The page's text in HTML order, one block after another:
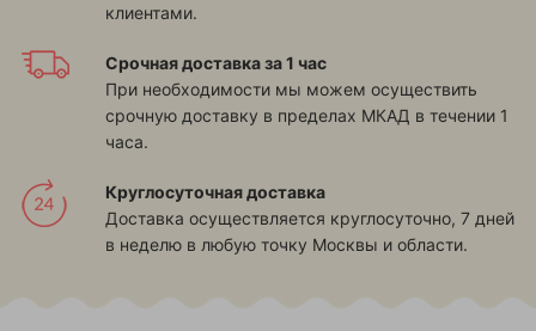
клиентами.
Срочная доставка за 1 час
При необходимости мы можем осуществить
срочную доставку в пределах МКАД в течении 1
часа.
Круглосуточная доставка
Доставка осуществляется круглосуточно, 7 дней
в неделю в любую точку Москвы и области.